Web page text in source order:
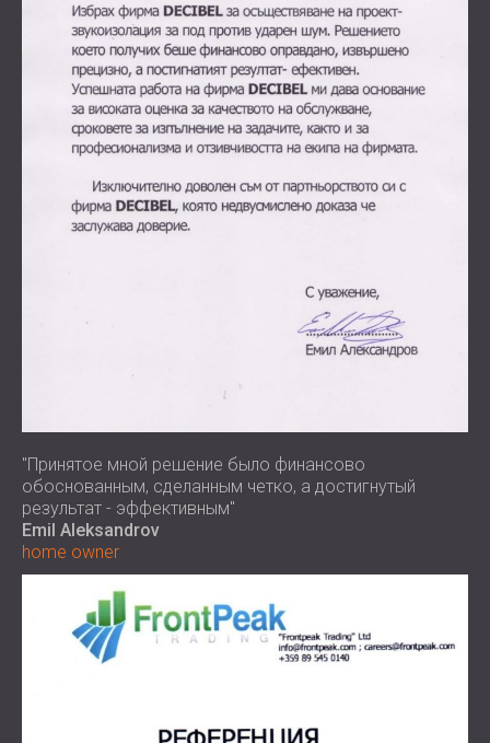
"Принятое мной решение было финансово
обоснованным, сделанным четко, а достигнутый
результат - эффективным"
Emil Aleksandrov
home owner